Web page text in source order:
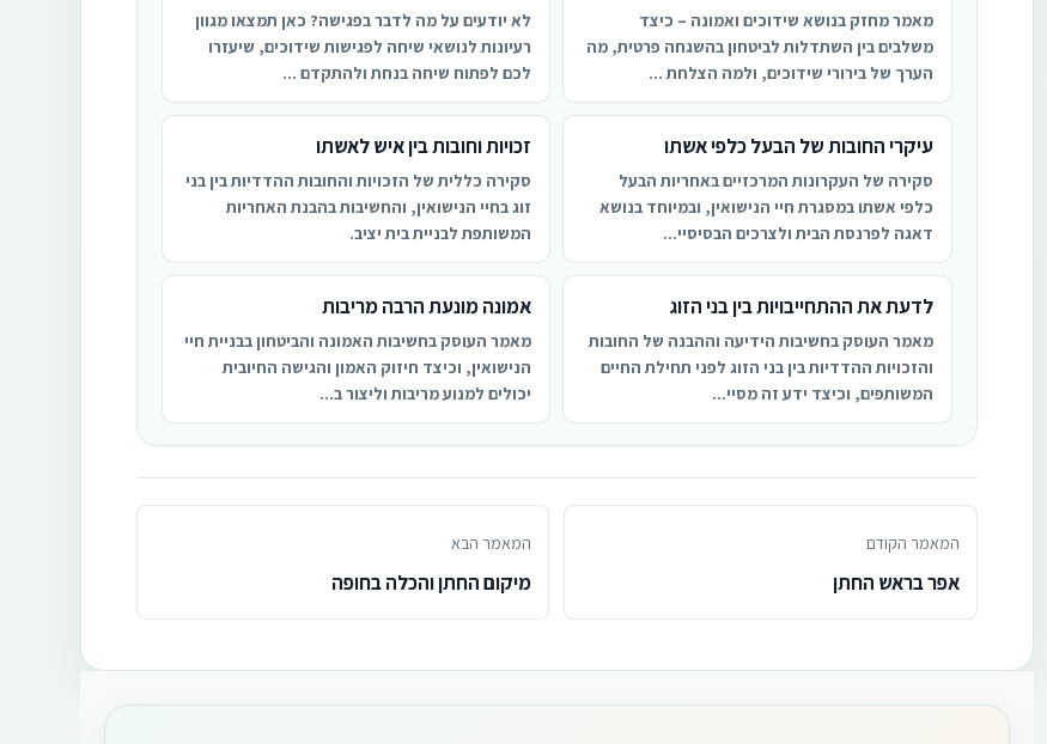
מאמר מחזק בנושא שידוכים ואמונה – כיצד
משלבים בין השתדלות לביטחון בהשגחה פרטית, מה
הערך של בירורי שידוכים, ולמה הצלחת ...
לא יודעים על מה לדבר בפגישה? כאן תמצאו מגוון
רעיונות לנושאי שיחה לפגישות שידוכים, שיעזרו
לכם לפתוח שיחה בנחת ולהתקדם ...
עיקרי החובות של הבעל כלפי אשתו
סקירה של העקרונות המרכזיים באחריות הבעל
כלפי אשתו במסגרת חיי הנישואין, ובמיוחד בנושא
דאגה לפרנסת הבית ולצרכים הבסיסיי...
זכויות וחובות בין איש לאשתו
סקירה כללית של הזכויות והחובות ההדדיות בין בני
זוג בחיי הנישואין, והחשיבות בהבנת האחריות
המשותפת לבניית בית יציב.
לדעת את ההתחייבויות בין בני הזוג
מאמר העוסק בחשיבות הידיעה וההבנה של החובות
והזכויות ההדדיות בין בני הזוג לפני תחילת החיים
המשותפים, וכיצד ידע זה מסיי...
אמונה מונעת הרבה מריבות
מאמר העוסק בחשיבות האמונה והביטחון בבניית חיי
הנישואין, וכיצד חיזוק האמון והגישה החיובית
יכולים למנוע מריבות וליצור ב...
המאמר הקודם
אפר בראש החתן
המאמר הבא
מיקום החתן והכלה בחופה